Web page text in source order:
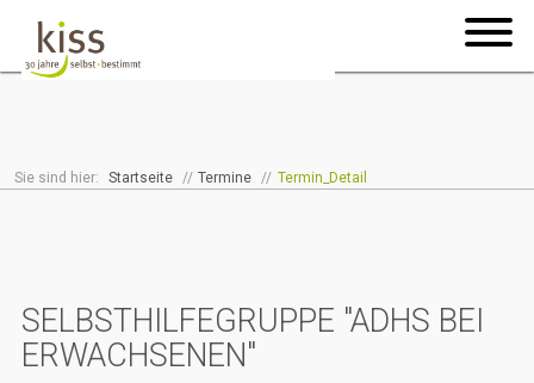
Sie sind hier: Startseite // Termine // Termin_Detail
SELBSTHILFEGRUPPE "ADHS BEI
ERWACHSENEN"